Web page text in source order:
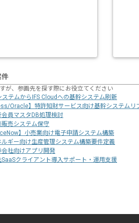
件
が、参画先を探す際にお役立てください
ステムからIFS Cloudへの基幹システム刷新
Oracle】特許知財サービス向け基幹システムリ
会員マスタDB処理検討
販売システム保守
】小売業向け電子申請システム構築
ルギー向け生産管理システム構築要件定義
会社向けアプリ開発
SaaSクライアント導入サポート・運用支援